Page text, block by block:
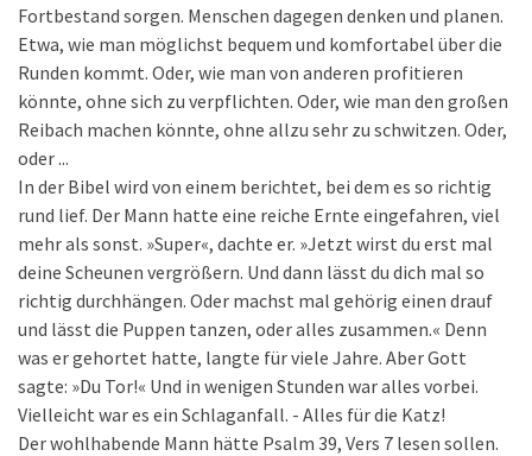
Fortbestand sorgen. Menschen dagegen denken und planen.
Etwa, wie man möglichst bequem und komfortabel über die
Runden kommt. Oder, wie man von anderen profitieren
könnte, ohne sich zu verpflichten. Oder, wie man den großen
Reibach machen könnte, ohne allzu sehr zu schwitzen. Oder,
oder ...
In der Bibel wird von einem berichtet, bei dem es so richtig
rund lief. Der Mann hatte eine reiche Ernte eingefahren, viel
mehr als sonst. »Super«, dachte er. »Jetzt wirst du erst mal
deine Scheunen vergrößern. Und dann lässt du dich mal so
richtig durchhängen. Oder machst mal gehörig einen drauf
und lässt die Puppen tanzen, oder alles zusammen.« Denn
was er gehortet hatte, langte für viele Jahre. Aber Gott
sagte: »Du Tor!« Und in wenigen Stunden war alles vorbei.
Vielleicht war es ein Schlaganfall. - Alles für die Katz!
Der wohlhabende Mann hätte Psalm 39, Vers 7 lesen sollen.